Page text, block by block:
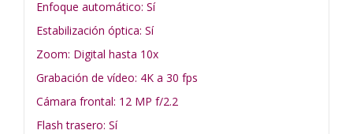
Enfoque automático: Sí
Estabilización óptica: Sí
Zoom: Digital hasta 10x
Grabación de vídeo: 4K a 30 fps
Cámara frontal: 12 MP f/2.2
Flash trasero: Sí